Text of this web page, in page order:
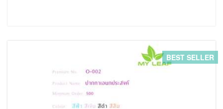
BEST SELLER